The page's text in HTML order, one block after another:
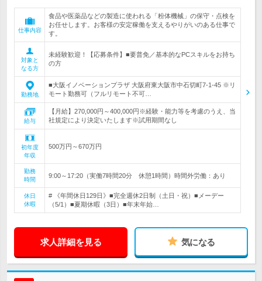
仕事内容
食品や医薬品などの製造に使われる「粉体機械」の保守・点検を
お任せします。お客様の安定稼働を支えるやりがいのある仕事で
す。
対象と
なる方
未経験歓迎！【応募条件】■要普免／基本的なPCスキルをお持ち
の方
勤務地
■大阪イノベーションプラザ 大阪府東大阪市中石切町7-1-45 ※リ
モート勤務可（フルリモート不可…
給与
【月給】270,000円～400,000円※経験・能力等を考慮のうえ、当
社規定により決定いたします※試用期間なし
初年度
年収
500万円～670万円
勤務
時間
9:00～17:20（実働7時間20分 休憩1時間）時間外労働：あり
休日
休暇
# 《年間休日129日》■完全週休2日制（土日・祝）■メーデー
（5/1）■夏期休暇（3日）■年末年始…
求人詳細を見る 気になる